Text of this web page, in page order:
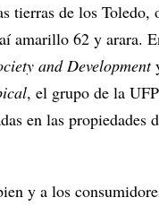
tierras de los Toledo,
amarillo 62 y arara.
and Development
, el grupo de la
en las propiedades
y a los